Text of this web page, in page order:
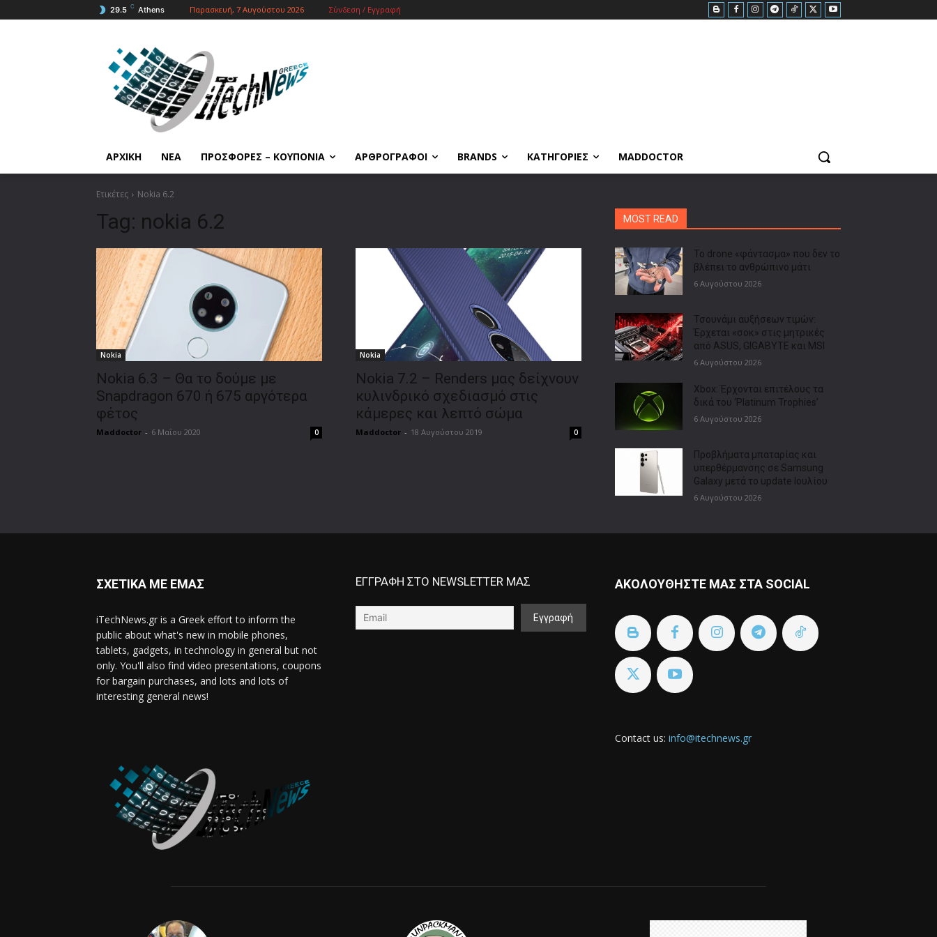
29.5 C Athens Παρασκευή, 7 Αυγούστου 2026 Σύνδεση / Εγγραφή
ΑΡΧΙΚΗ ΝΕΑ ΠΡΟΣΦΟΡΕΣ – ΚΟΥΠΟΝΙΑ ΑΡΘΡΟΓΡΑΦΟΙ BRANDS ΚΑΤΗΓΟΡΙΕΣ MADDOCTOR
Ετικέτες Nokia 6.2
Tag: nokia 6.2
Nokia
Nokia 6.3 – Θα το δούμε με
Snapdragon 670 ή 675 αργότερα
φέτος
Maddoctor - 6 Μαΐου 2020 0
Nokia
Nokia 7.2 – Renders μας δείχνουν
κυλινδρικό σχεδιασμό στις
κάμερες και λεπτό σώμα
Maddoctor - 18 Αυγούστου 2019 0
MOST READ
Το drone «φάντασμα» που δεν το
βλέπει το ανθρώπινο μάτι
6 Αυγούστου 2026
Τσουνάμι αυξήσεων τιμών:
Έρχεται «σοκ» στις μητρικές
από ASUS, GIGABYTE και MSI
6 Αυγούστου 2026
Xbox: Έρχονται επιτέλους τα
δικά του ‘Platinum Trophies’
6 Αυγούστου 2026
Προβλήματα μπαταρίας και
υπερθέρμανσης σε Samsung
Galaxy μετά το update Ιουλίου
6 Αυγούστου 2026
ΣΧΕΤΙΚΑ ΜΕ ΕΜΑΣ
iTechNews.gr is a Greek effort to inform the
public about what's new in mobile phones,
tablets, gadgets, in technology in general but not
only. You'll also find video presentations, coupons
for bargain purchases, and lots and lots of
interesting general news!
ΕΓΓΡΑΦΗ ΣΤΟ NEWSLETTER ΜΑΣ ΑΚΟΛΟΥΘΗΣΤΕ ΜΑΣ ΣΤΑ SOCIAL
Contact us: info@itechnews.gr